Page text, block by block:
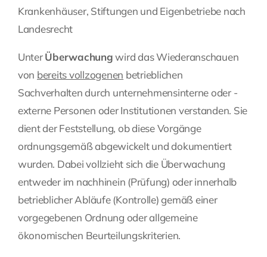
Krankenhäuser, Stiftungen und Eigenbetriebe nach
Landesrecht
UnterÜberwachungwird das Wiederanschauen
von bereits vollzogenen betrieblichen
Sachverhalten durch unternehmensinterne oder -
externe Personen oder Institutionen verstanden. Sie
dient der Feststellung, ob diese Vorgänge
ordnungsgemäß abgewickelt und dokumentiert
wurden. Dabei vollzieht sich die Überwachung
entweder im nachhinein (Prüfung) oder innerhalb
betrieblicher Abläufe (Kontrolle) gemäß einer
vorgegebenen Ordnung oder allgemeine
ökonomischen Beurteilungskriterien.